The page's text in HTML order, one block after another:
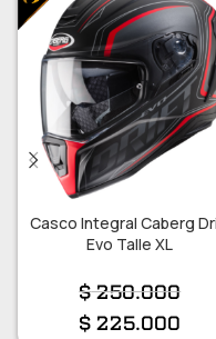
Casco Integral Caberg
Evo Talle XL
$250.000
$225.000